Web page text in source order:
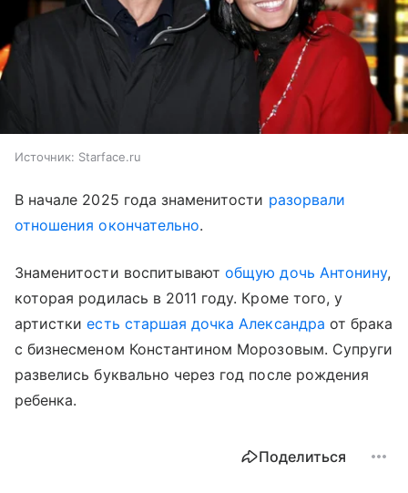
Источник: Starface.ru
В начале 2025 года знаменитости разорвали
отношения окончательно.
Знаменитости воспитываютобщую дочь Антонину,
которая родилась в 2011 году. Кроме того, у
артисткиесть старшая дочка Александра от брака
с бизнесменом Константином Морозовым. Супруги
развелись буквально через год после рождения
ребенка.
Поделиться